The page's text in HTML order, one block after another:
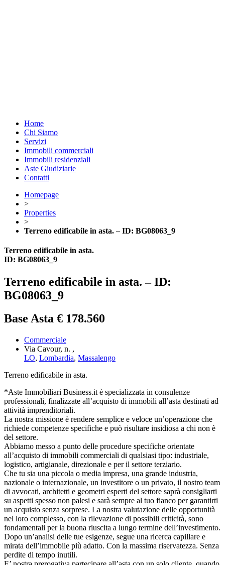
Home
Chi Siamo
Servizi
Immobili commerciali
Immobili residenziali
Aste Giudiziarie
Contatti
Homepage
>
Properties
>
Terreno edificabile in asta. – ID: BG08063_9
Terreno edificabile in asta.
ID: BG08063_9
Terreno edificabile in asta. – ID:
BG08063_9
Base Asta € 178.560
Commerciale
Via Cavour, n. ,
LO, Lombardia, Massalengo
Terreno edificabile in asta.
*Aste Immobiliari Business.it è specializzata in consulenze
professionali, finalizzate all’acquisto di immobili all’asta destinati ad
attività imprenditoriali.
La nostra missione è rendere semplice e veloce un’operazione che
richiede competenze specifiche e può risultare insidiosa a chi non è
del settore.
Abbiamo messo a punto delle procedure specifiche orientate
all’acquisto di immobili commerciali di qualsiasi tipo: industriale,
logistico, artigianale, direzionale e per il settore terziario.
Che tu sia una piccola o media impresa, una grande industria,
nazionale o internazionale, un investitore o un privato, il nostro team
di avvocati, architetti e geometri esperti del settore saprà consigliarti
su aspetti spesso non palesi e sarà sempre al tuo fianco per garantirti
un acquisto senza sorprese. La nostra valutazione delle opportunità
nel loro complesso, con la rilevazione di possibili criticità, sono
fondamentali per la buona riuscita a lungo termine dell’investimento.
Dopo un’analisi delle tue esigenze, segue una ricerca capillare e
mirata dell’immobile più adatto. Con la massima riservatezza. Senza
perdite di tempo inutili.